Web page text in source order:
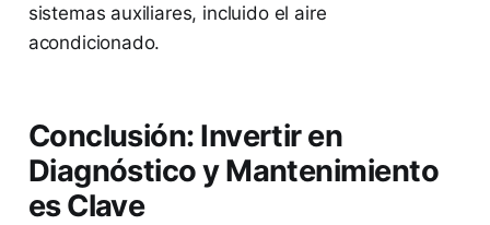
sistemas auxiliares, incluido el aire
acondicionado.
Conclusión: Invertir en
Diagnóstico y Mantenimiento
es Clave